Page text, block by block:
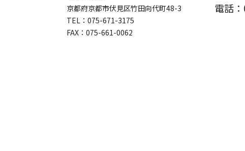
京都府京都市伏見区竹田向代町48-3
TEL：075-671-3175
FAX：075-661-0062
電話